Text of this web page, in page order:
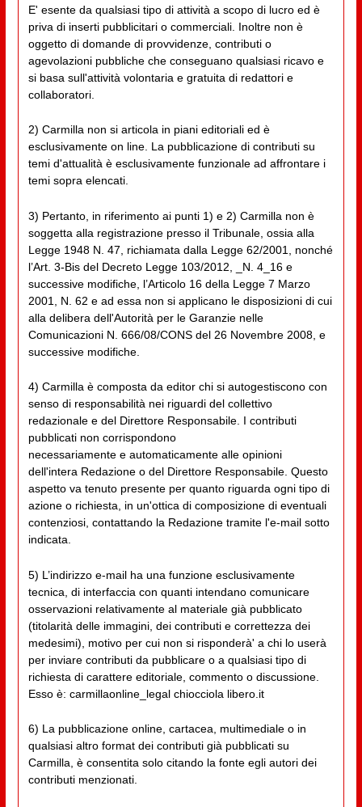
E' esente da qualsiasi tipo di attività a scopo di lucro ed è
priva di inserti pubblicitari o commerciali. Inoltre non è
oggetto di domande di provvidenze, contributi o
agevolazioni pubbliche che conseguano qualsiasi ricavo e
si basa sull'attività volontaria e gratuita di redattori e
collaboratori.
2) Carmilla non si articola in piani editoriali ed è
esclusivamente on line. La pubblicazione di contributi su
temi d'attualità è esclusivamente funzionale ad affrontare i
temi sopra elencati.
3) Pertanto, in riferimento ai punti 1) e 2) Carmilla non è
soggetta alla registrazione presso il Tribunale, ossia alla
Legge 1948 N. 47, richiamata dalla Legge 62/2001, nonché
l’Art. 3-Bis del Decreto Legge 103/2012, _N. 4_16 e
successive modifiche, l’Articolo 16 della Legge 7 Marzo
2001, N. 62 e ad essa non si applicano le disposizioni di cui
alla delibera dell'Autorità per le Garanzie nelle
Comunicazioni N. 666/08/CONS del 26 Novembre 2008, e
successive modifiche.
4) Carmilla è composta da editor chi si autogestiscono con
senso di responsabilità nei riguardi del collettivo
redazionale e del Direttore Responsabile. I contributi
pubblicati non corrispondono
necessariamente e automaticamente alle opinioni
dell'intera Redazione o del Direttore Responsabile. Questo
aspetto va tenuto presente per quanto riguarda ogni tipo di
azione o richiesta, in un'ottica di composizione di eventuali
contenziosi, contattando la Redazione tramite l'e-mail sotto
indicata.
5) L’indirizzo e-mail ha una funzione esclusivamente
tecnica, di interfaccia con quanti intendano comunicare
osservazioni relativamente al materiale già pubblicato
(titolarità delle immagini, dei contributi e correttezza dei
medesimi), motivo per cui non si risponderà' a chi lo userà
per inviare contributi da pubblicare o a qualsiasi tipo di
richiesta di carattere editoriale, commento o discussione.
Esso è: carmillaonline_legal chiocciola libero.it
6) La pubblicazione online, cartacea, multimediale o in
qualsiasi altro format dei contributi già pubblicati su
Carmilla, è consentita solo citando la fonte egli autori dei
contributi menzionati.